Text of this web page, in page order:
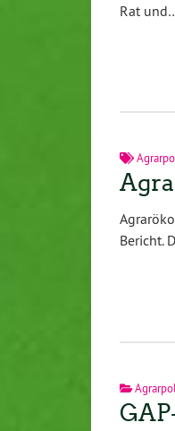
Rat
Bericht.